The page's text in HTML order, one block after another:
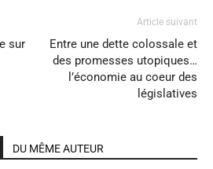
sur
Article suivant
Entre une dette colossale et
des promesses utopiques…
l’économie au coeur des
législatives
DU MÊME AUTEUR